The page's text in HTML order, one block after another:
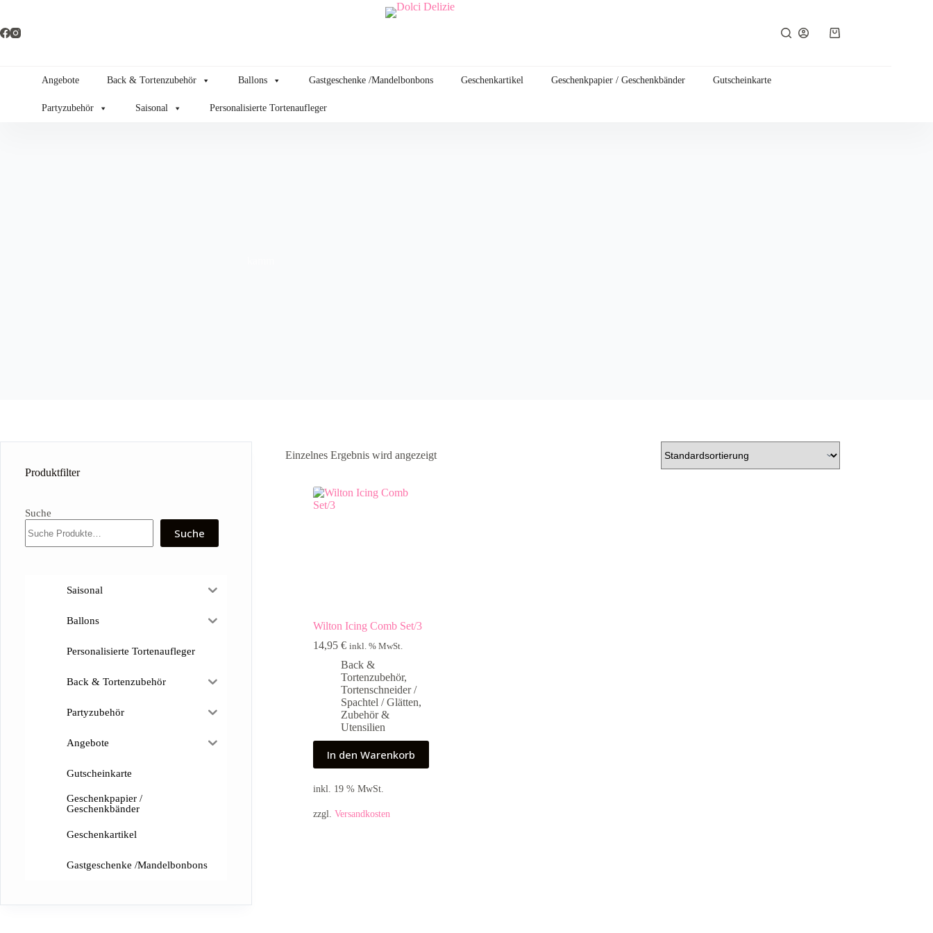
springen
Warenkorb
Angebote Back & Tortenzubehör Ballons Gastgeschenke /Mandelbonbons Geschenkartikel Geschenkpapier / Geschenkbänder Gutscheinkarte
Partyzubehör Saisonal Personalisierte Tortenaufleger
Einzelnes Ergebnis wird angezeigt
Wilton Icing Comb Set/3
14,95€ inkl. % MwSt.
Back &
Tortenzubehör,
Tortenschneider /
Spachtel / Glätten,
Zubehör &
Utensilien
In den Warenkorb
inkl. 19 % MwSt.
zzgl.Versandkosten
Produktfilter
Suche
Suche
Saisonal
Ballons
Personalisierte Tortenaufleger
Back & Tortenzubehör
Partyzubehör
Angebote
Gutscheinkarte
Geschenkpapier /
Geschenkbänder
Geschenkartikel
Gastgeschenke /Mandelbonbons